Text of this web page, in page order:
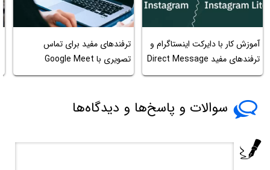
آموزش کار با دایرکت اینستاگرام و
ترفندهای مفید Direct Message
ترفندهای مفید برای تماس
تصویری با Google Meet
سوالات و پاسخ‌ها و دیدگاه‌ها